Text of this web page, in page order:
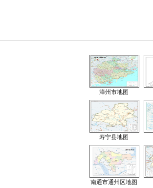
漳州市地图
寿宁县地图
南通市通州区地图